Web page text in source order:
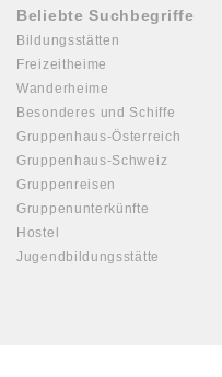
Beliebte Suchbegriffe
Bildungsstätten
Freizeitheime
Wanderheime
Besonderes und Schiffe
Gruppenhaus-Österreich
Gruppenhaus-Schweiz
Gruppenreisen
Gruppenunterkünfte
Hostel
Jugendbildungsstätte